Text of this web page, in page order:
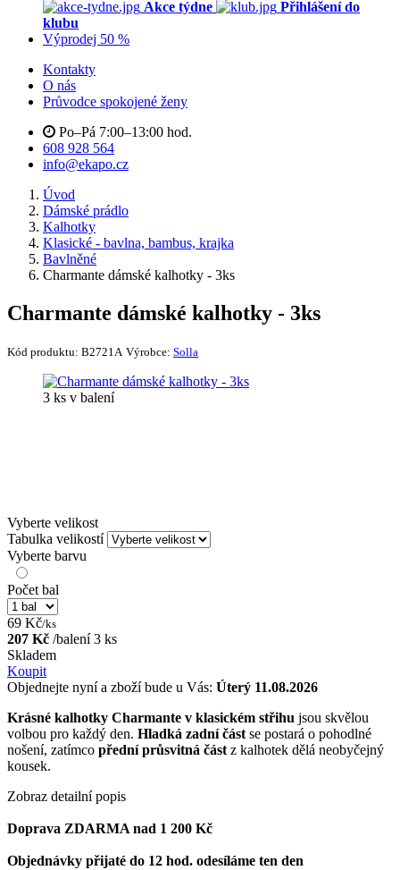
Akce týdne
Přihlášení do
klubu
Výprodej 50 %
Kontakty
O nás
Průvodce spokojené ženy
Po–Pá 7:00–13:00 hod.
608 928 564
info@ekapo.cz
Úvod
Dámské prádlo
Kalhotky
Klasické - bavlna, bambus, krajka
Bavlněné
Charmante dámské kalhotky - 3ks
Charmante dámské kalhotky - 3ks
Kód produktu: B2721A Výrobce: Solla
3 ks v balení
Vyberte velikost
Tabulka velikostí
Vyberte barvu
Počet bal
69 Kč/ks
207 Kč /balení 3 ks
Skladem
Koupit
Objednejte nyní a zboží bude u Vás: Úterý 11.08.2026
Krásné kalhotky Charmante v klasickém střihu jsou skvělou
volbou pro každý den. Hladká zadní část se postará o pohodlné
nošení, zatímco přední průsvitná část z kalhotek dělá neobyčejný
kousek.
Zobraz detailní popis
Doprava ZDARMA nad 1 200 Kč
Objednávky přijaté do 12 hod. odesíláme ten den